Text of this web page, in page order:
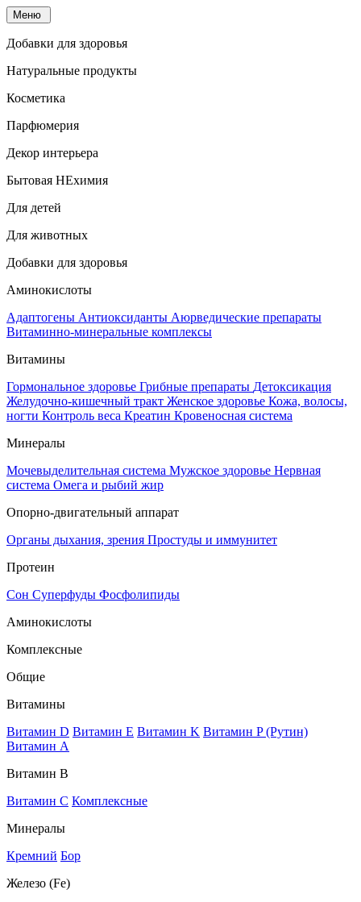
Меню
Добавки для здоровья
Натуральные продукты
Косметика
Парфюмерия
Декор интерьера
Бытовая НЕхимия
Для детей
Для животных
Добавки для здоровья
Аминокислоты
Адаптогены Антиоксиданты Аюрведические препараты
Витаминно-минеральные комплексы
Витамины
Гормональное здоровье Грибные препараты Детоксикация
Желудочно-кишечный тракт Женское здоровье Кожа, волосы,
ногти Контроль веса Креатин Кровеносная система
Минералы
Мочевыделительная система Мужское здоровье Нервная
система Омега и рыбий жир
Опорно-двигательный аппарат
Органы дыхания, зрения Простуды и иммунитет
Протеин
Сон Суперфуды Фосфолипиды
Аминокислоты
Комплексные
Общие
Витамины
Витамин D Витамин E Витамин K Витамин P (Рутин)
Витамин А
Витамин В
Витамин C Комплексные
Минералы
Кремний Бор
Железо (Fe)